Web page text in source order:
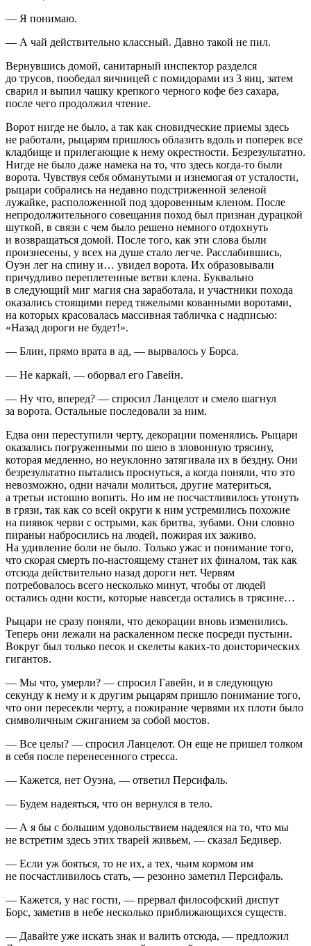
— Я понимаю.
— А чай действительно классный. Давно такой не пил.
Вернувшись домой, санитарный инспектор разделся
до трусов, пообедал яичницей с помидорами из 3 яиц, затем
сварил и выпил чашку крепкого черного кофе без сахара,
после чего продолжил чтение.
Ворот нигде не было, а так как сновидческие приемы здесь
не работали, рыцарям пришлось облазить вдоль и поперек все
кладбище и прилегающие к нему окрестности. Безрезультатно.
Нигде не было даже намека на то, что здесь когда-то были
ворота. Чувствуя себя обманутыми и изнемогая от усталости,
рыцари собрались на недавно подстриженной зеленой
лужайке, расположенной под здоровенным кленом. После
непродолжительного совещания поход был признан дурацкой
шуткой, в связи с чем было решено немного отдохнуть
и возвращаться домой. После того, как эти слова были
произнесены, у всех на душе стало легче. Расслабившись,
Оуэн лег на спину и… увидел ворота. Их образовывали
причудливо переплетенные ветви клена. Буквально
в следующий миг магия сна заработала, и участники похода
оказались стоящими перед тяжелыми кованными воротами,
на которых красовалась массивная табличка с надписью:
«Назад дороги не будет!».
— Блин, прямо врата в ад, — вырвалось у Борса.
— Не каркай, — оборвал его Гавейн.
— Ну что, вперед? — спросил Ланцелот и смело шагнул
за ворота. Остальные последовали за ним.
Едва они переступили черту, декорации поменялись. Рыцари
оказались погруженными по шею в зловонную трясину,
которая медленно, но неуклонно затягивала их в бездну. Они
безрезультатно пытались проснуться, а когда поняли, что это
невозможно, одни начали молиться, другие материться,
а третьи истошно вопить. Но им не посчастливилось утонуть
в грязи, так как со всей округи к ним устремились похожие
на пиявок черви с острыми, как бритва, зубами. Они словно
пираньи набросились на людей, пожирая их заживо.
На удивление боли не было. Только ужас и понимание того,
что скорая смерть по-настоящему станет их финалом, так как
отсюда действительно назад дороги нет. Червям
потребовалось всего несколько минут, чтобы от людей
остались одни кости, которые навсегда остались в трясине…
Рыцари не сразу поняли, что декорации вновь изменились.
Теперь они лежали на раскаленном песке посреди пустыни.
Вокруг был только песок и скелеты каких-то доисторических
гигантов.
— Мы что, умерли? — спросил Гавейн, и в следующую
секунду к нему и к другим рыцарям пришло понимание того,
что они пересекли черту, а пожирание червями их плоти было
символичным сжиганием за собой мостов.
— Все целы? — спросил Ланцелот. Он еще не пришел толком
в себя после перенесенного стресса.
— Кажется, нет Оуэна, — ответил Персифаль.
— Будем надеяться, что он вернулся в тело.
— А я бы с большим удовольствием надеялся на то, что мы
не встретим здесь этих тварей живьем, — сказал Бедивер.
— Если уж бояться, то не их, а тех, чьим кормом им
не посчастливилось стать, — резонно заметил Персифаль.
— Кажется, у нас гости, — прервал философский диспут
Борс, заметив в небе несколько приближающихся существ.
— Давайте уже искать знак и валить отсюда, — предложил